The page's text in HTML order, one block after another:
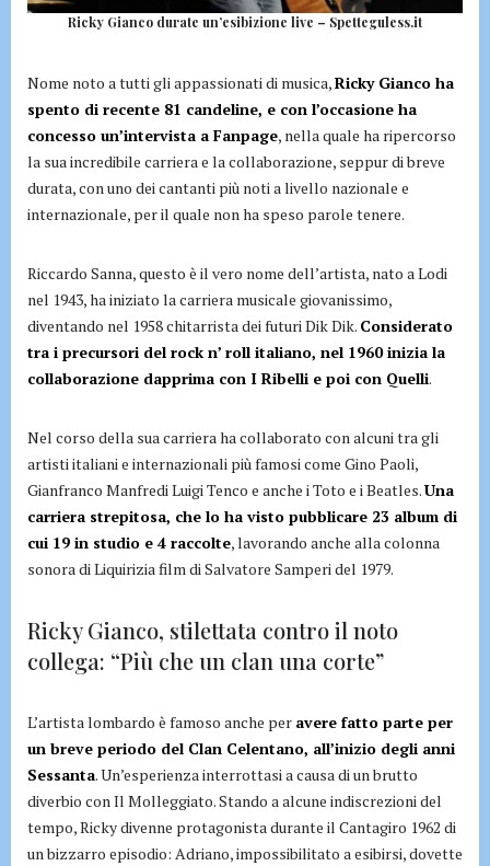
Ricky Gianco durate un’esibizione live – Spetteguless.it
Nome noto a tutti gli appassionati di musica,Ricky Gianco ha
spento di recente 81 candeline, e con l’occasione ha
concesso un’intervista a Fanpage, nella quale ha ripercorso
la sua incredibile carriera e la collaborazione, seppur di breve
durata, con uno dei cantanti più noti a livello nazionale e
internazionale, per il quale non ha speso parole tenere.
Riccardo Sanna, questo è il vero nome dell’artista, nato a Lodi
nel 1943, ha iniziato la carriera musicale giovanissimo,
diventando nel 1958 chitarrista dei futuri Dik Dik. Considerato
tra i precursori del rock n’ roll italiano, nel 1960 inizia la
collaborazione dapprima con I Ribelli e poi con Quelli.
Nel corso della sua carriera ha collaborato con alcuni tra gli
artisti italiani e internazionali più famosi come Gino Paoli,
Gianfranco Manfredi Luigi Tenco e anche i Toto e i Beatles.Una
carriera strepitosa, che lo ha visto pubblicare 23 album di
cui 19 in studio e 4 raccolte, lavorando anche alla colonna
sonora di Liquirizia film di Salvatore Samperi del 1979.
Ricky Gianco, stilettata contro il noto
collega: “Più che un clan una corte”
L’artista lombardo è famoso anche per avere fatto parte per
un breve periodo del Clan Celentano, all’inizio degli anni
Sessanta. Un’esperienza interrottasi a causa di un brutto
diverbio con Il Molleggiato. Stando a alcune indiscrezioni del
tempo, Ricky divenne protagonista durante il Cantagiro 1962 di
un bizzarro episodio: Adriano, impossibilitato a esibirsi, dovette